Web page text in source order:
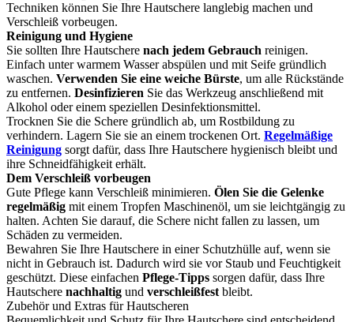
Techniken können Sie Ihre Hautschere langlebig machen und
Verschleiß vorbeugen.
Reinigung und Hygiene
Sie sollten Ihre Hautschere nach jedem Gebrauch reinigen.
Einfach unter warmem Wasser abspülen und mit Seife gründlich
waschen. Verwenden Sie eine weiche Bürste, um alle Rückstände
zu entfernen. Desinfizieren Sie das Werkzeug anschließend mit
Alkohol oder einem speziellen Desinfektionsmittel.
Trocknen Sie die Schere gründlich ab, um Rostbildung zu
verhindern. Lagern Sie sie an einem trockenen Ort. Regelmäßige
Reinigung sorgt dafür, dass Ihre Hautschere hygienisch bleibt und
ihre Schneidfähigkeit erhält.
Dem Verschleiß vorbeugen
Gute Pflege kann Verschleiß minimieren. Ölen Sie die Gelenke
regelmäßig mit einem Tropfen Maschinenöl, um sie leichtgängig zu
halten. Achten Sie darauf, die Schere nicht fallen zu lassen, um
Schäden zu vermeiden.
Bewahren Sie Ihre Hautschere in einer Schutzhülle auf, wenn sie
nicht in Gebrauch ist. Dadurch wird sie vor Staub und Feuchtigkeit
geschützt. Diese einfachen Pflege-Tipps sorgen dafür, dass Ihre
Hautschere nachhaltig und verschleißfest bleibt.
Zubehör und Extras für Hautscheren